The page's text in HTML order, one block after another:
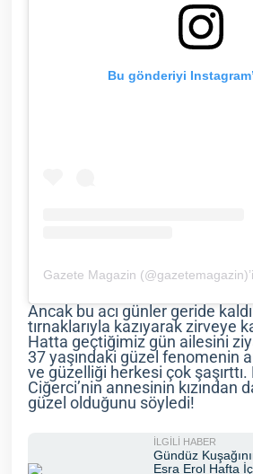
Bu gönderiyi
Ancak bu acı günler geride
tırnaklarıyla kazıyarak zirveye
Hatta geçtiğimiz gün ailesini
37 yaşındaki güzel fenomenin
ve güzelliği herkesi çok
Ciğerci’nin annesinin kızından
güzel olduğunu söyledi!